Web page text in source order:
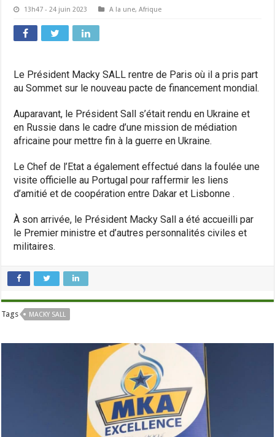
13h47 - 24 juin 2023 A la une,Afrique
Le Président Macky SALL rentre de Paris où il a pris part
au Sommet sur le nouveau pacte de financement mondial.
Auparavant, le Président Sall s’était rendu en Ukraine et
en Russie dans le cadre d’une mission de médiation
africaine pour mettre fin à la guerre en Ukraine.
Le Chef de l’Etat a également effectué dans la foulée une
visite officielle au Portugal pour raffermir les liens
d’amitié et de coopération entre Dakar et Lisbonne .
À son arrivée, le Président Macky Sall a été accueilli par
le Premier ministre et d’autres personnalités civiles et
militaires.
Tags MACKY SALL